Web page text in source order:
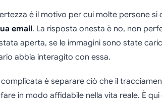
è il motivo per cui molte persone si
email. La risposta onesta è no, non
stata aperta, se le immagini sono state
abbia interagito con essa.
è separare ciò che il
in modo affidabile nella vita reale. È